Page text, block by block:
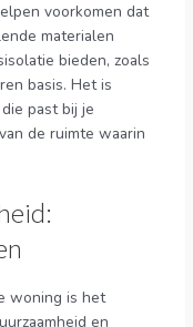
voorkomen dat
materialen
bieden, zoals
basis. Het is
past bij je
de ruimte waarin
woning is het
en